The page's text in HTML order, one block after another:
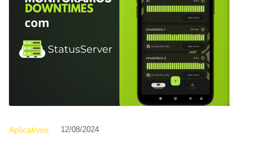
Aplicativos 12/08/2024